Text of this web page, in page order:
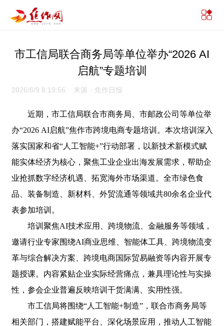
市工信局联合商务局等单位举办“2026 AI
启航”专题培训
2026/6/9 8:19:56 来源：焦作日报
近期，市工信局联合市商务局、市邮政公司等单位举
办“2026 AI启航”焦作市跨境电商专题培训。本次培训深入
落实国家和省“人工智能+”行动部署，以新技术新模式赋
能实体经济为核心，聚焦工业企业出海发展需求，帮助企
业抢抓数字经济机遇、拓宽海外市场渠道。全市绿色食
品、装备制造、新材料、外贸流通等领域共80余名企业代
表参加培训。
培训聚焦AI技术应用、跨境物流、金融服务等领域，
邀请行业专家围绕AI商业思维、智能体工具、跨境物流变
革与综合解决方案、跨境电商国际贸易融资等内容开展专
题授课。内容紧贴企业实际经营痛点，兼具理论性与实操
性，参会企业普遍反映培训干货满满、实用性强。
市工信局将围绕“人工智能+制造”，联合市商务局等
相关部门，搭建赋能平台、深化场景应用，推动人工智能